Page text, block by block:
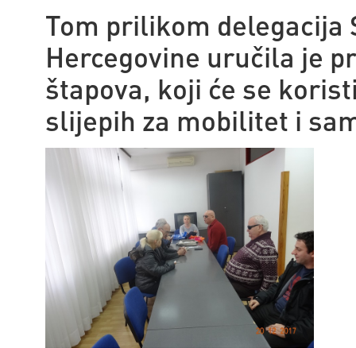
Tom prilikom delegacija
Hercegovine uručila je
štapova, koji će se
slijepih za mobilitet i